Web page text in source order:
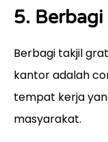
5. Berbagi
Berbagi takjil
kantor adalah
tempat kerja
masyarakat.